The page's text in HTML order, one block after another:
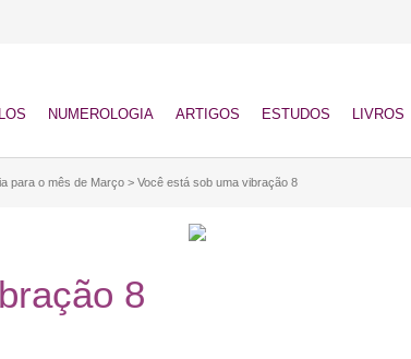
NUMEROLOGIA ARTIGOS ESTUDOS LIVROS
para o mês de Março > Você está sob uma vibração 8
8